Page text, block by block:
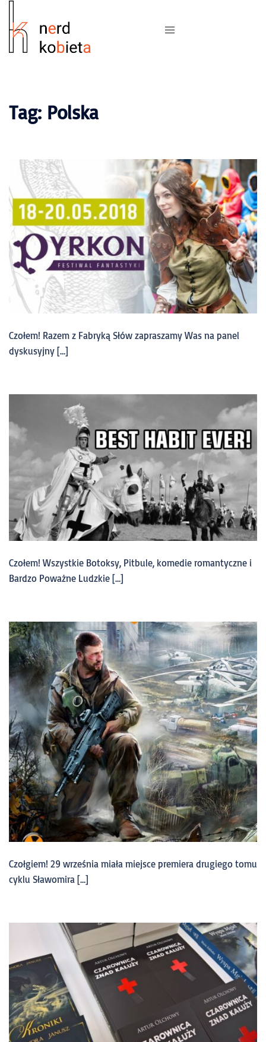
Tag: Polska
Czołem! Razem z Fabryką Słów zapraszamy Was na panel
dyskusyjny […]
Czołem! Wszystkie Botoksy, Pitbule, komedie romantyczne i
Bardzo Poważne Ludzkie […]
Czołgiem! 29 września miała miejsce premiera drugiego tomu
cyklu Sławomira […]